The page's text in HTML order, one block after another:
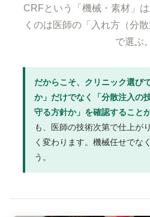
CRFという「機械・素材」
くのは医師の「入れ方（分
で選ぶ。
だからこそ、クリニック選び
か」だけでなく「分散注入の
守る方針か」を確認すること
も、医師の技術次第で仕上が
く変わります。機械任せでな
う。